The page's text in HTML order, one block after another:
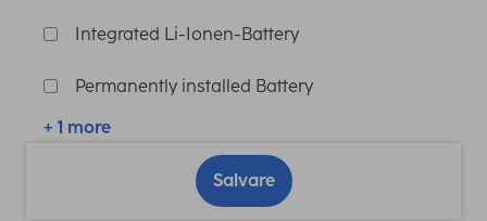
Integrated Li-Ionen-Battery
Permanently installed Battery
+ 1 more
Salvare